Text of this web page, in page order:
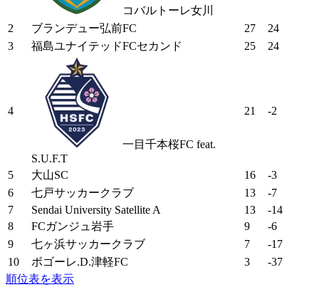
コバルトーレ女川
2 ブランデュー弘前FC 27
24
3
福島ユナイテッドFCセカンド 25 24
4
一目千本桜FC feat.
S.U.F.T
21 -2
5 大山SC 16
-3
6
七戸サッカークラブ 13
-7
7
Sendai University Satellite A 13
-14
8
FCガンジュ岩手 9
-6
9
七ヶ浜サッカークラブ 7
-17
10
ボゴーレ.D.津軽FC 3
-37
順位表を表示